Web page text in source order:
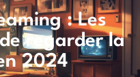
: Les
regarder la
2024